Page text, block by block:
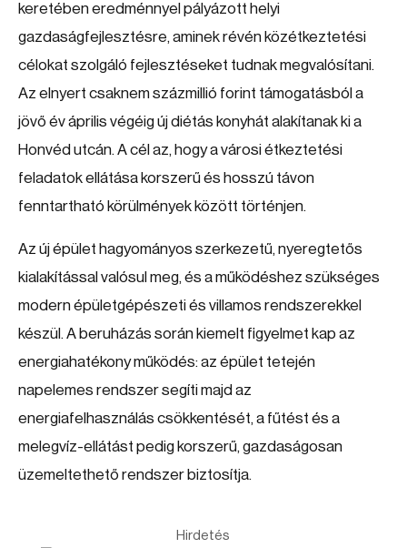
keretében eredménnyel pályázott helyi
gazdaságfejlesztésre, aminek révén közétkeztetési
célokat szolgáló fejlesztéseket tudnak megvalósítani.
Az elnyert csaknem százmillió forint támogatásból a
jövő év április végéig új diétás konyhát alakítanak ki a
Honvéd utcán. A cél az, hogy a városi étkeztetési
feladatok ellátása korszerű és hosszú távon
fenntartható körülmények között történjen.
Az új épület hagyományos szerkezetű, nyeregtetős
kialakítással valósul meg, és a működéshez szükséges
modern épületgépészeti és villamos rendszerekkel
készül. A beruházás során kiemelt figyelmet kap az
energiahatékony működés: az épület tetején
napelemes rendszer segíti majd az
energiafelhasználás csökkentését, a fűtést és a
melegvíz-ellátást pedig korszerű, gazdaságosan
üzemeltethető rendszer biztosítja.
Hirdetés